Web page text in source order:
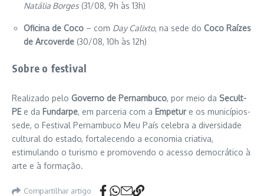
Natália Borges (31/08, 9h às 13h)
Oficina de Coco – com Day Calixto, na sede do Coco Raízes
de Arcoverde (30/08, 10h às 12h)
Sobre o festival
Realizado pelo Governo de Pernambuco, por meio da Secult-
PEe da Fundarpe, em parceria com a Empeture os municípios-
sede, o Festival Pernambuco Meu País celebra a diversidade
cultural do estado, fortalecendo a economia criativa,
estimulando o turismo e promovendo o acesso democrático à
arte e à formação.
Compartilhar artigo